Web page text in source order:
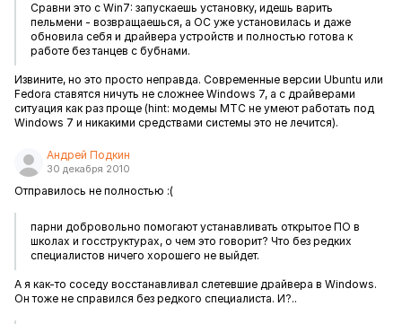
Сравни это с Win7: запускаешь установку, идешь варить
пельмени - возвращаешься, а ОС уже установилась и даже
обновила себя и драйвера устройств и полностью готова к
работе без танцев с бубнами.
Извините, но это просто неправда. Современные версии Ubuntu или
Fedora ставятся ничуть не сложнее Windows 7, а с драйверами
ситуация как раз проще (hint: модемы МТС не умеют работать под
Windows 7 и никакими средствами системы это не лечится).
Андрей Подкин
30 декабря 2010
Отправилось не полностью :(
парни добровольно помогают устанавливать открытое ПО в
школах и госструктурах, о чем это говорит? Что без редких
специалистов ничего хорошего не выйдет.
А я как-то соседу восстанавливал слетевшие драйвера в Windows.
Он тоже не справился без редкого специалиста. И?..